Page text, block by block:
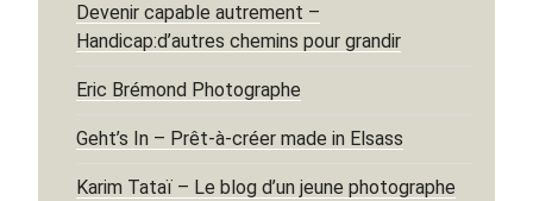
Devenir capable autrement –
Handicap:d’autres chemins pour grandir
Eric Brémond Photographe
Geht’s In – Prêt-à-créer made in Elsass
Karim Tataï – Le blog d’un jeune photographe